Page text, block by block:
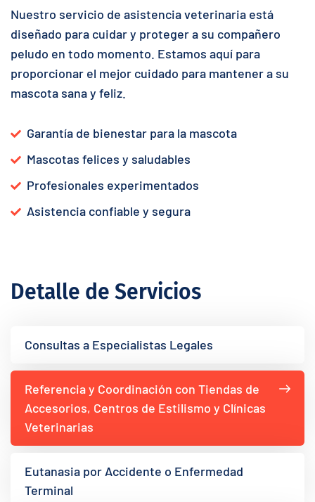
Nuestro servicio de asistencia veterinaria está
diseñado para cuidar y proteger a su compañero
peludo en todo momento. Estamos aquí para
proporcionar el mejor cuidado para mantener a su
mascota sana y feliz.
Garantía de bienestar para la mascota
Mascotas felices y saludables
Profesionales experimentados
Asistencia confiable y segura
Detalle de Servicios
Consultas a Especialistas Legales
Referencia y Coordinación con Tiendas de
Accesorios, Centros de Estilismo y Clínicas
Veterinarias
Eutanasia por Accidente o Enfermedad
Terminal